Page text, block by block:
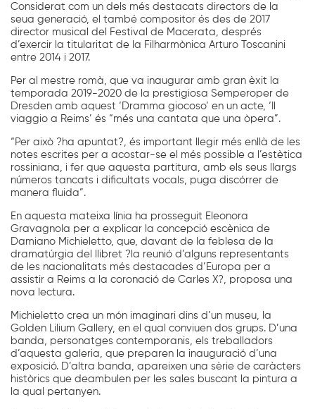
Considerat com un dels més destacats directors de la
seua generació, el també compositor és des de 2017
director musical del Festival de Macerata, després
d’exercir la titularitat de la Filharmònica Arturo Toscanini
entre 2014 i 2017.
Per al mestre romà, que va inaugurar amb gran èxit la
temporada 2019-2020 de la prestigiosa Semperoper de
Dresden amb aquest ‘Dramma giocoso’ en un acte, ‘Il
viaggio a Reims’ és “més una cantata que una òpera”.
“Per això ?ha apuntat?, és important llegir més enllà de les
notes escrites per a acostar-se el més possible a l’estètica
rossiniana, i fer que aquesta partitura, amb els seus llargs
números tancats i dificultats vocals, puga discórrer de
manera fluida”.
En aquesta mateixa línia ha prosseguit Eleonora
Gravagnola per a explicar la concepció escènica de
Damiano Michieletto, que, davant de la feblesa de la
dramatúrgia del llibret ?la reunió d’alguns representants
de les nacionalitats més destacades d’Europa per a
assistir a Reims a la coronació de Carles X?, proposa una
nova lectura.
Michieletto crea un món imaginari dins d’un museu, la
Golden Lilium Gallery, en el qual conviuen dos grups. D’una
banda, personatges contemporanis, els treballadors
d’aquesta galeria, que preparen la inauguració d’una
exposició. D’altra banda, apareixen una sèrie de caràcters
històrics que deambulen per les sales buscant la pintura a
la qual pertanyen.